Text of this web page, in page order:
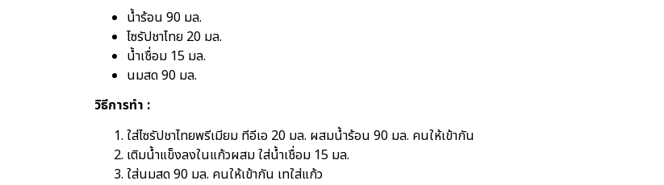
น้ำร้อน 90 มล.
ไซรัปชาไทย 20 มล.
น้ำเชื่อม 15 มล.
นมสด 90 มล.
วิธีการทำ :
ใส่ไซรัปชาไทยพรีเมียม ทีอีเอ 20 มล. ผสมน้ำร้อน 90 มล. คนให้เข้ากัน
เติมน้ำแข็งลงในแก้วผสม ใส่น้ำเชื่อม 15 มล.
ใส่นมสด 90 มล. คนให้เข้ากัน เทใส่แก้ว